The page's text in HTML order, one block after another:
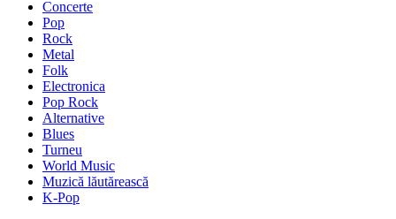
Concerte
Pop
Rock
Metal
Folk
Electronica
Pop Rock
Alternative
Blues
Turneu
World Music
Muzică lăutărească
K-Pop